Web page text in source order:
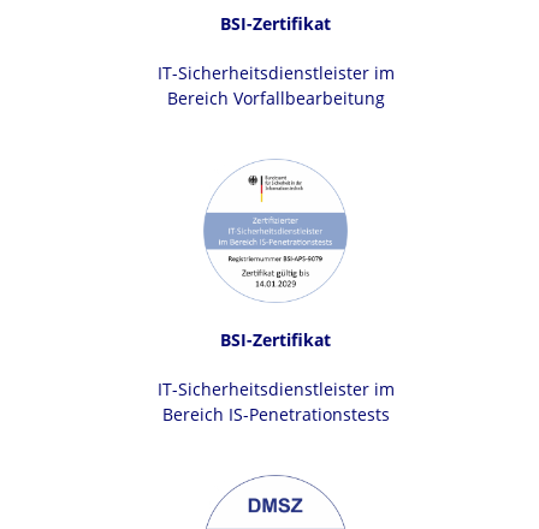
BSI-Zertifikat
IT-Sicherheitsdienstleister im
Bereich Vorfallbearbeitung
BSI-Zertifikat
IT-Sicherheitsdienstleister im
Bereich IS-Penetrationstests